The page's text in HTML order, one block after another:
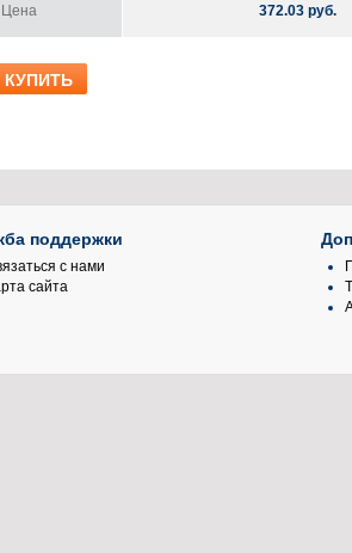
Цена 372.03 руб.
поддержки
с нами
сайта